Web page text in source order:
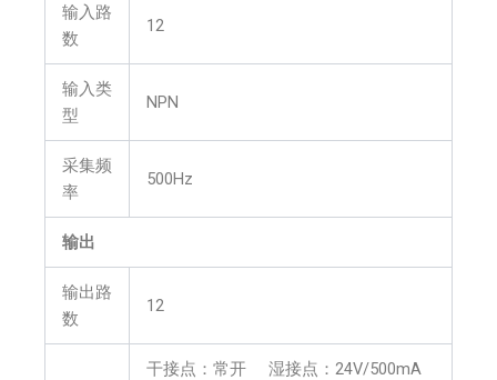
输入路
数
12
输入类
型
NPN
采集频
率
500Hz
输出
输出路
数
12
干接点：常开 湿接点：24V/500mA